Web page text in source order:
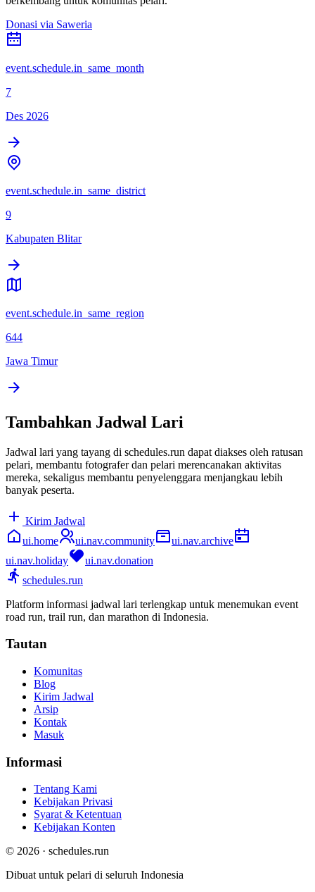
Donasi via Saweria
event.schedule.in_same_month
7
Des 2026
event.schedule.in_same_district
9
Kabupaten Blitar
event.schedule.in_same_region
644
Jawa Timur
Tambahkan Jadwal Lari
Jadwal lari yang tayang di schedules.run dapat diakses oleh ratusan
pelari, membantu fotografer dan pelari merencanakan aktivitas
mereka, sekaligus membantu penyelenggara menjangkau lebih
banyak peserta.
Kirim Jadwal
ui.home
ui.nav.community
ui.nav.archive
ui.nav.holiday
ui.nav.donation
schedules.run
Platform informasi jadwal lari terlengkap untuk menemukan event
road run, trail run, dan marathon di Indonesia.
Tautan
Komunitas
Blog
Kirim Jadwal
Arsip
Kontak
Masuk
Informasi
Tentang Kami
Kebijakan Privasi
Syarat & Ketentuan
Kebijakan Konten
© 2026 · schedules.run
Dibuat untuk pelari di seluruh Indonesia